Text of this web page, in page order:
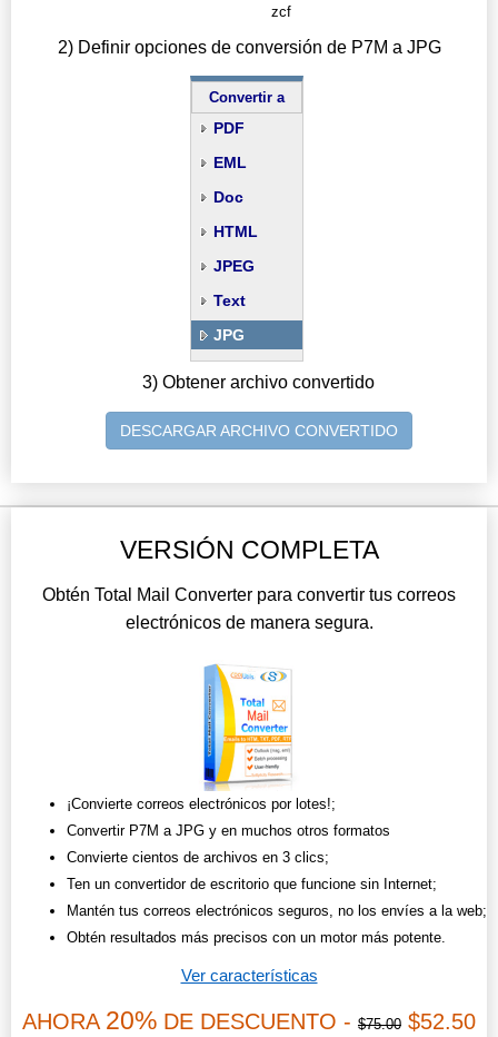
zcf
2) Definir opciones de conversión de P7M a JPG
Convertir a
PDF
EML
Doc
HTML
JPEG
Text
JPG
3) Obtener archivo convertido
DESCARGAR ARCHIVO CONVERTIDO
VERSIÓN COMPLETA
Obtén Total Mail Converter para convertir tus correos
electrónicos de manera segura.
¡Convierte correos electrónicos por lotes!;
Convertir P7M a JPG y en muchos otros formatos
Convierte cientos de archivos en 3 clics;
Ten un convertidor de escritorio que funcione sin Internet;
Mantén tus correos electrónicos seguros, no los envíes a la web;
Obtén resultados más precisos con un motor más potente.
Ver características
AHORA 20% DE DESCUENTO - $75.00 $52.50